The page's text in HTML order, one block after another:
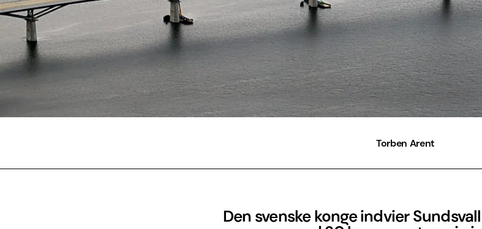
Torben Arent
Den svenske konge indvier